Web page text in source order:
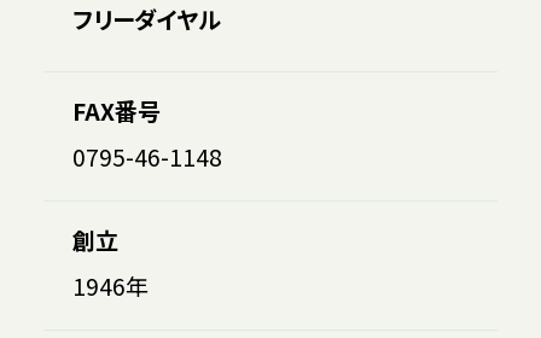
フリーダイヤル
FAX番号
0795-46-1148
創立
1946年